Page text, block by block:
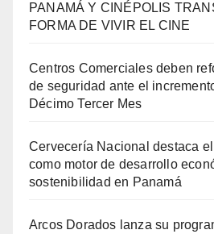
PANAMÁ Y CINÉPOLIS
FORMA DE VIVIR EL CINE
Centros Comerciales deben
de seguridad ante el
Décimo Tercer Mes
Cervecería Nacional destaca
como motor de desarrollo
sostenibilidad en Panamá
Arcos Dorados lanza su